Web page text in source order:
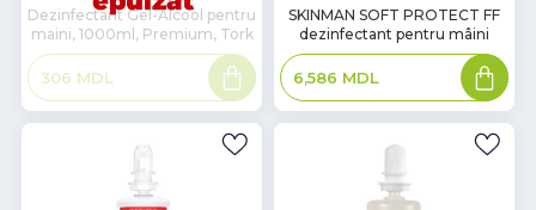
Dezinfectant Gel-Alcool pentru
maini, 1000ml, Premium, Tork
306 MDL
Citește
mai
mult
В
наличии
SKINMAN SOFT PROTECT FF
dezinfectant pentru mâini
6,586 MDL
Adaugă
în
coș